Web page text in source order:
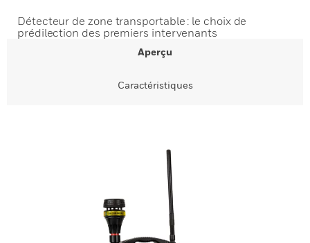
Détecteur de zone transportable : le choix de
prédilection des premiers intervenants
Aperçu
Caractéristiques